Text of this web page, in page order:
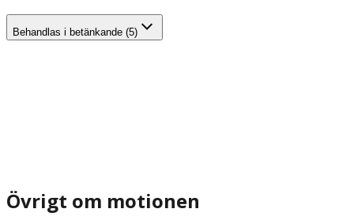
Behandlas i betänkande (5)
Övrigt om motionen